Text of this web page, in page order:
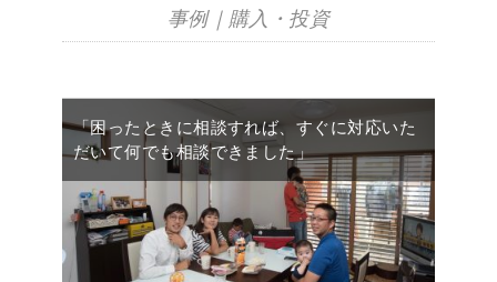
事例｜購入・投資
「困ったときに相談すれば、すぐに対応いた
だいて何でも相談できました」